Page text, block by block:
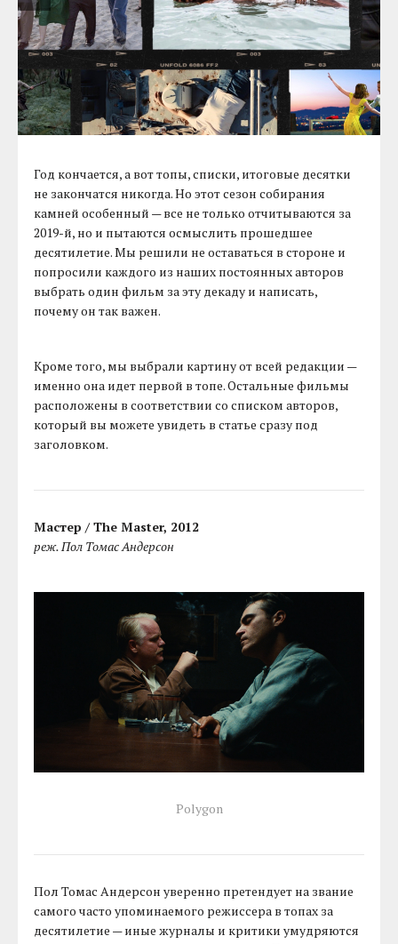
Год кончается, а вот топы, списки, итоговые десятки
не закончатся никогда. Но этот сезон собирания
камней особенный — все не только отчитываются за
2019-й, но и пытаются осмыслить прошедшее
десятилетие. Мы решили не оставаться в стороне и
попросили каждого из наших постоянных авторов
выбрать один фильм за эту декаду и написать,
почему он так важен.
Кроме того, мы выбрали картину от всей редакции —
именно она идет первой в топе. Остальные фильмы
расположены в соответствии со списком авторов,
который вы можете увидеть в статье сразу под
заголовком.
Мастер / The Master, 2012
реж. Пол Томас Андерсон
Polygon
Пол Томас Андерсон уверенно претендует на звание
самого часто упоминаемого режиссера в топах за
десятилетие — иные журналы и критики умудряются